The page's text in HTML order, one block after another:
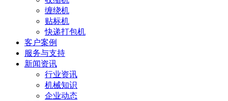
缠绕机
贴标机
快递打包机
客户案例
服务与支持
新闻资讯
行业资讯
机械知识
企业动态